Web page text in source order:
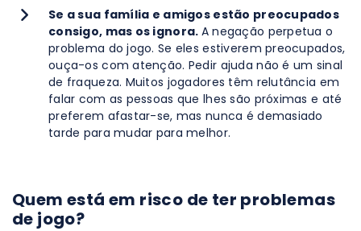
Se a sua família e amigos estão preocupados
consigo, mas os ignora. A negação perpetua o
problema do jogo. Se eles estiverem preocupados,
ouça-os com atenção. Pedir ajuda não é um sinal
de fraqueza. Muitos jogadores têm relutância em
falar com as pessoas que lhes são próximas e até
preferem afastar-se, mas nunca é demasiado
tarde para mudar para melhor.
Quem está em risco de ter problemas
de jogo?